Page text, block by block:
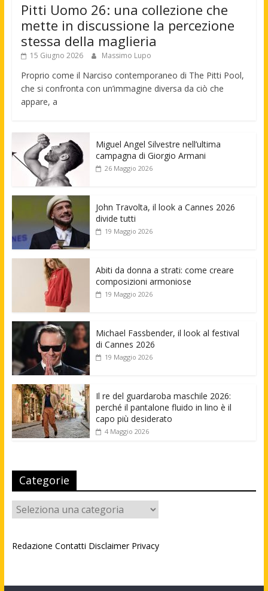
Pitti Uomo 26: una collezione che
mette in discussione la percezione
stessa della maglieria
15 Giugno 2026 Massimo Lupo
Proprio come il Narciso contemporaneo di The Pitti Pool,
che si confronta con un’immagine diversa da ciò che
appare, a
Miguel Angel Silvestre nell’ultima
campagna di Giorgio Armani
26 Maggio 2026
John Travolta, il look a Cannes 2026
divide tutti
19 Maggio 2026
Abiti da donna a strati: come creare
composizioni armoniose
19 Maggio 2026
Michael Fassbender, il look al festival
di Cannes 2026
19 Maggio 2026
Il re del guardaroba maschile 2026:
perché il pantalone fluido in lino è il
capo più desiderato
4 Maggio 2026
Categorie
Categorie
Redazione Contatti Disclaimer Privacy